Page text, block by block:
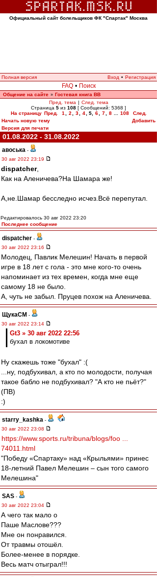
Официальный сайт болельщиков ФК "Спартак" Москва
Полная версия Вход • Регистрация
FAQ • Поиск
Общение на сайте » Гостевая книга ВВ
Пред. тема | След. тема
Страница 5 из 108 [ Сообщений: 5368 ]
На страницу Пред. 1 2 3 4 5, 6 7 8 108
След.
Начать новую тему
Добавить
Версия для печати
01.08.2022 - 31.08.2022
авоська -
30 авг 2022 23:19
dispatcher,
Как на Аленичева?На Шамара же!
А,не.Шамар бесследно исчез.Всё перепутал.
Редактировалось 30 авг 2022 23:20
Последнее сообщение
dispatcher -
30 авг 2022 23:16
Молодец, Павлик Мелешин! Начать в первой
игре в 18 лет с гола - это мне кого-то очень
напоминает из тех времен, когда мне еще
самому 18 не было.
А, чуть не забыл. Пруцев похож на Аленичева.
ЩукаСМ -
30 авг 2022 23:14
Gt3 » 30 авг 2022 22:56
бухал в локомотиве
Ну скажешь тоже "бухал" :(
...ну, подбухивал, а кто по молодости, получая
такое бабло не подбухивал? "А кто не пьёт?"
(ПВ)
:)
starry_kashka -
30 авг 2022 23:08
https://www.sports.ru/tribuna/blogs/foo ...
74011.html
"Победу «Спартаку» над «Крыльями» принес
18-летний Павел Мелешин – сын того самого
Мелешина"
SAS -
30 авг 2022 23:04
А чего так мало о
Паше Маслове???
Мне он понравился.
От травмы отошёл.
Более-менее в порядке.
Весь матч отыграл!!!